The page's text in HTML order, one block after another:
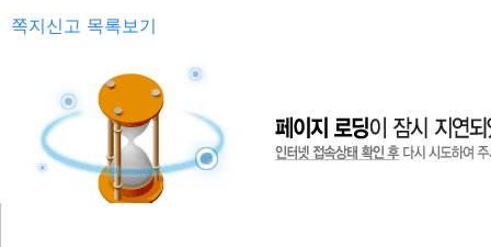
쪽지신고 목록보기